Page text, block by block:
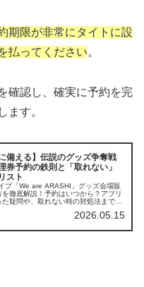
期限が非常にタイトに設
払ってください。
確認し、確実に予約を完
ます。
備える】伝説のグッズ争奪戦
券予約の鉄則と「取れない」
スト
ブ「We are ARASHI」グッズ会場販
徹底解説！予約はいつから？アプリ
疑問や、取れない時の対処法まで網
2026.05.15